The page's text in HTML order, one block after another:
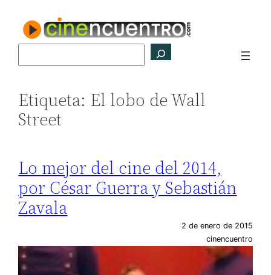
contenido
Etiqueta: El lobo de Wall
Street
Lo mejor del cine del 2014,
por César Guerra y Sebastián
Zavala
2 de enero de 2015
cinencuentro